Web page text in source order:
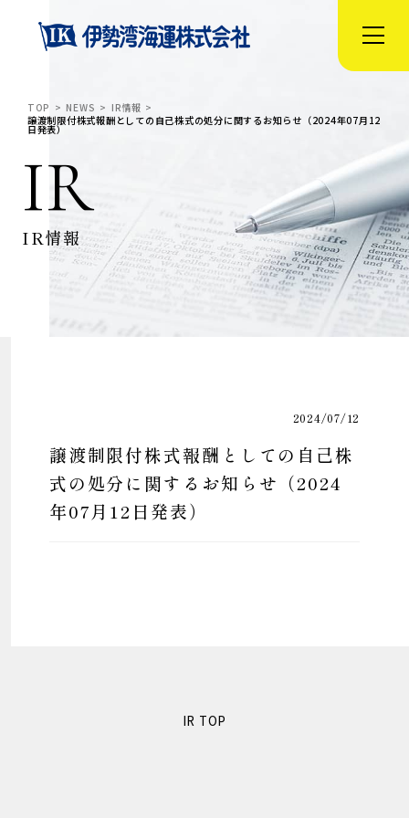
TOP NEWS
IR情報
譲渡制限付株式報酬としての自己株式の処分に関するお知らせ（2024年07月12
日発表）
IR
IR情報
2024/07/12
譲渡制限付株式報酬としての自己株
式の処分に関するお知らせ（2024
年07月12日発表）
IR TOP